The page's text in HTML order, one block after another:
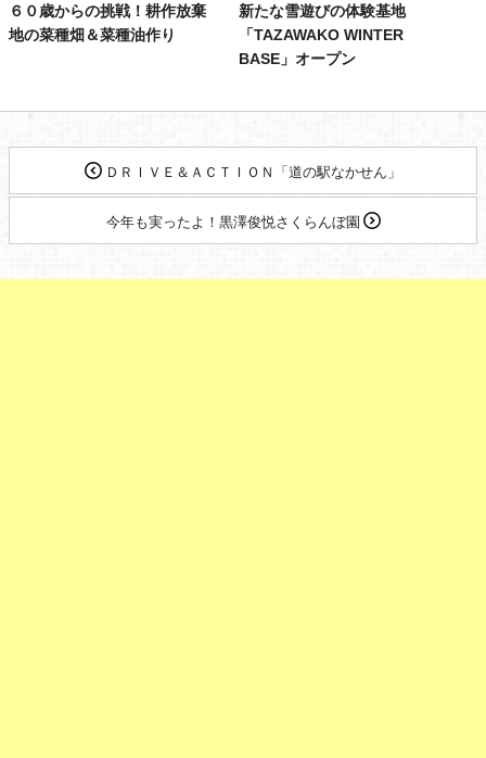
６０歳からの挑戦！耕作放棄
地の菜種畑＆菜種油作り
新たな雪遊びの体験基地
「TAZAWAKO WINTER
BASE」オープン
ＤＲＩＶＥ＆ＡＣＴＩＯＮ「道の駅なかせん」
今年も実ったよ！黒澤俊悦さくらんぼ園